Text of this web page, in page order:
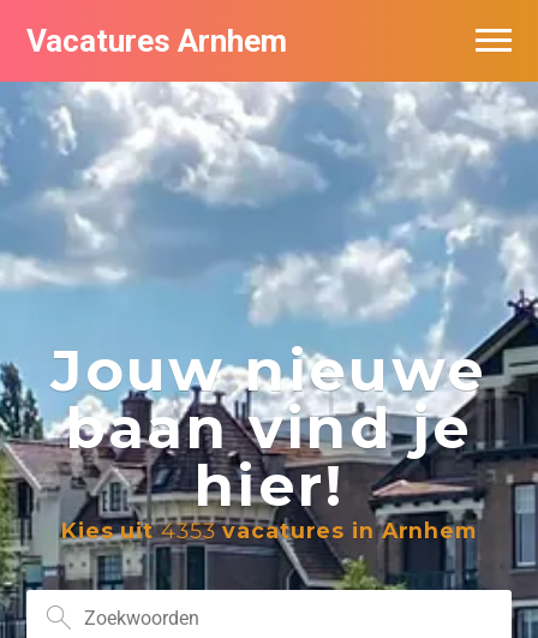
Vacatures Arnhem
Jouw nieuwe
baan vind je
hier!
Kies uit4353vacatures in Arnhem
Vacatures per bedrijf in Arnhem
Nieuwsbrief feed